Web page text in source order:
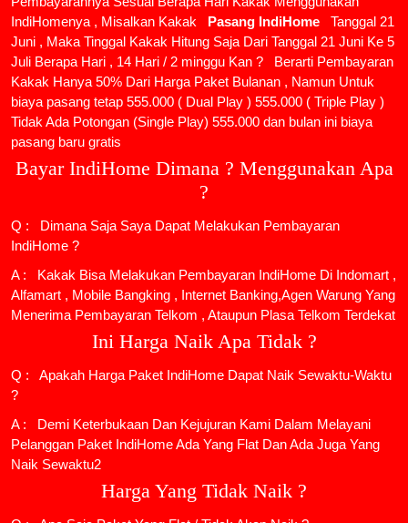
IndiHomenya , Misalkan Kakak
Pasang IndiHome
Tanggal 21
Juni , Maka Tinggal Kakak Hitung Saja Dari Tanggal 21 Juni Ke 5
Juli Berapa Hari , 14 Hari / 2 minggu Kan ? Berarti Pembayaran
Kakak Hanya 50% Dari Harga Paket Bulanan , Namun Untuk
biaya pasang tetap 555.000 ( Dual Play ) 555.000 ( Triple Play )
Tidak Ada Potongan (Single Play) 555.000 dan bulan ini biaya
pasang baru gratis
Bayar IndiHome Dimana ? Menggunakan Apa
?
Q : Dimana Saja Saya Dapat Melakukan Pembayaran
IndiHome ?
A : Kakak Bisa Melakukan Pembayaran IndiHome Di Indomart ,
Alfamart , Mobile Bangking , Internet Banking,Agen Warung Yang
Menerima Pembayaran Telkom , Ataupun Plasa Telkom Terdekat
Ini Harga Naik Apa Tidak ?
Q : Apakah Harga Paket IndiHome Dapat Naik Sewaktu-Waktu
?
A : Demi Keterbukaan Dan Kejujuran Kami Dalam Melayani
Pelanggan Paket IndiHome Ada Yang Flat Dan Ada Juga Yang
Naik Sewaktu2
Harga Yang Tidak Naik ?